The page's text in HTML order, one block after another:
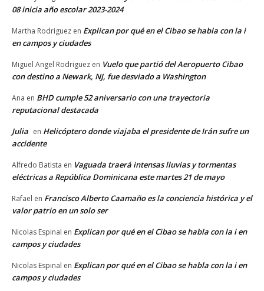
08 inicia año escolar 2023-2024
Martha Rodriguez en Explican por qué en el Cibao se habla con la i
en campos y ciudades
Miguel Angel Rodriguez en Vuelo que partió del Aeropuerto Cibao
con destino a Newark, NJ, fue desviado a Washington
Ana en BHD cumple 52 aniversario con una trayectoria
reputacional destacada
Julia en Helicóptero donde viajaba el presidente de Irán sufre un
accidente
Alfredo Batista en Vaguada traerá intensas lluvias y tormentas
eléctricas a República Dominicana este martes 21 de mayo
Rafael en Francisco Alberto Caamaño es la conciencia histórica y el
valor patrio en un solo ser
Nicolas Espinal en Explican por qué en el Cibao se habla con la i en
campos y ciudades
Nicolas Espinal en Explican por qué en el Cibao se habla con la i en
campos y ciudades